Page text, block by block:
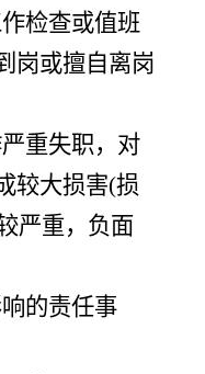
检查或值班
岗或擅自离岗
重失职，对
较大损害(损
严重，负面
的责任事